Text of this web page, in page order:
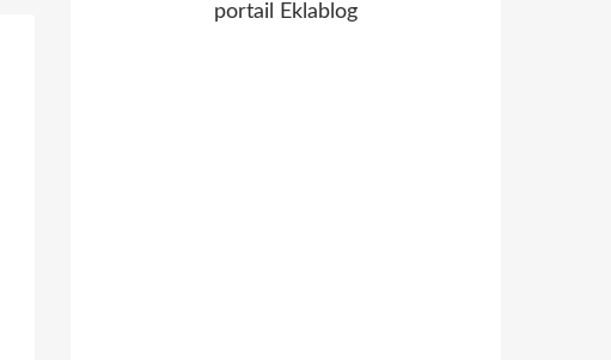
portail Eklablog